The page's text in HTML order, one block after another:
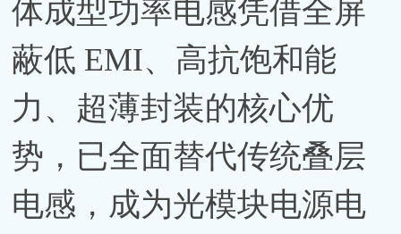
体成型功率电感凭借全屏
蔽低 EMI、高抗饱和能
力、超薄封装的核心优
势，已全面替代传统叠层
电感，成为光模块电源电